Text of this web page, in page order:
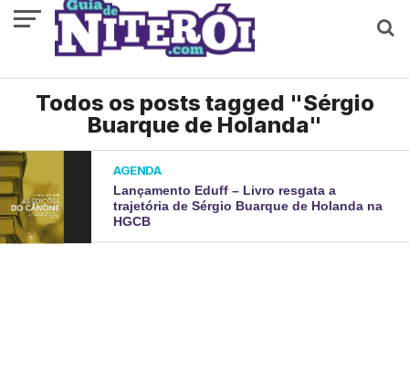
Todos os posts tagged "Sérgio
Buarque de Holanda"
AGENDA
Lançamento Eduff – Livro resgata a
trajetória de Sérgio Buarque de Holanda na
HGCB